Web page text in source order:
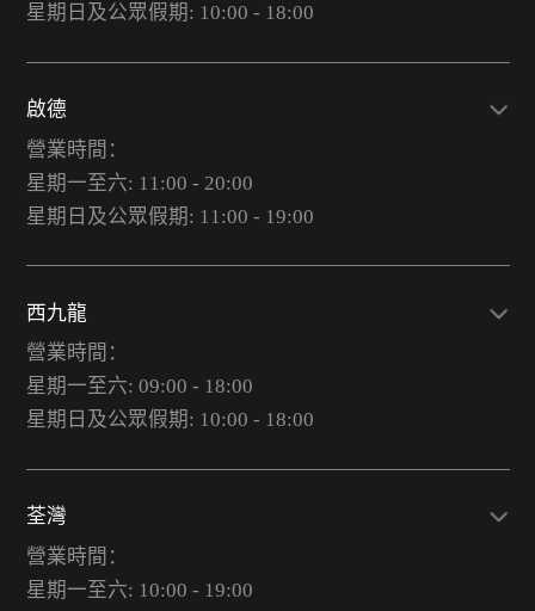
星期日及公眾假期: 10:00 - 18:00
啟德
營業時間：
星期一至六: 11:00 - 20:00
星期日及公眾假期: 11:00 - 19:00
西九龍
營業時間：
星期一至六: 09:00 - 18:00
星期日及公眾假期: 10:00 - 18:00
荃灣
營業時間：
星期一至六: 10:00 - 19:00